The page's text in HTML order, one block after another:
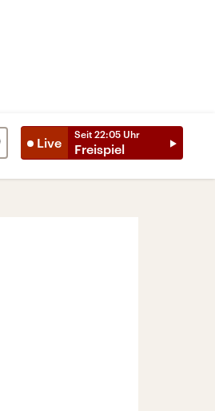
Live
Seit 22:05 Uhr
Freispiel